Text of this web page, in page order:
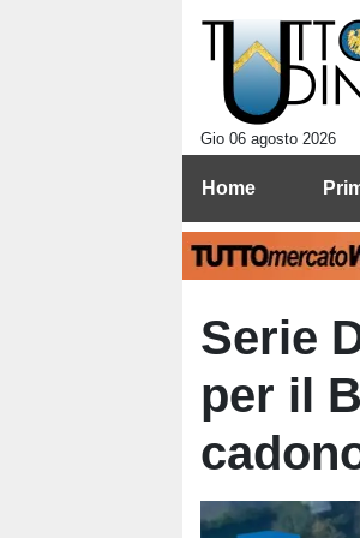
Gio 06 agosto 2026
Home
Serie
per il